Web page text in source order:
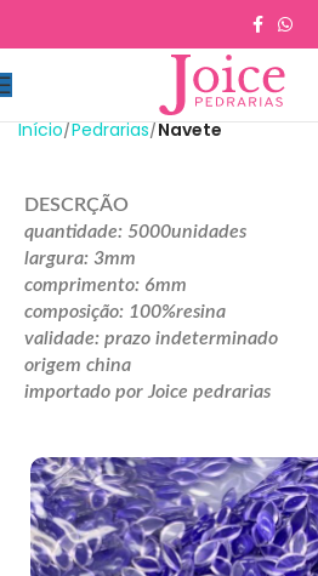
Início Pedrarias Navete
DESCRÇÃO
quantidade: 5000unidades
largura: 3mm
comprimento: 6mm
composição: 100%resina
validade: prazo indeterminado
origem china
importado por Joice pedrarias